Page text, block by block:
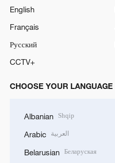
English
Français
Русский
CCTV+
CHOOSE YOUR LANGUAGE
Albanian Shqip
Arabic العربية
Belarusian Беларуская